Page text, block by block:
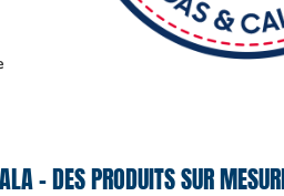
– DES PRODUITS SUR